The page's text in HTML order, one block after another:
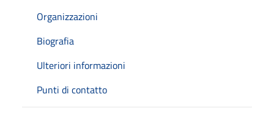
Organizzazioni
Biografia
Ulteriori informazioni
Punti di contatto